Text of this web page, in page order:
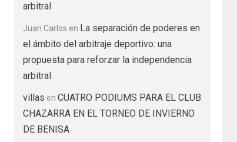
arbitral
Juan Carlos en La separación de poderes en
el ámbito del arbitraje deportivo: una
propuesta para reforzar la independencia
arbitral
villas en CUATRO PODIUMS PARA EL CLUB
CHAZARRA EN EL TORNEO DE INVIERNO
DE BENISA